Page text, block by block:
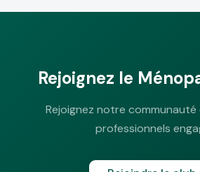
Rejoignez le
Rejoignez notre communauté
professionnels